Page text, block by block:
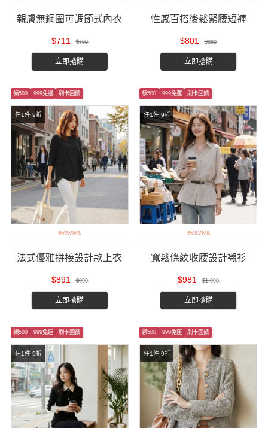
親膚無鋼圈可調節式內衣
$711 $790
立即搶購
性感百搭後鬆緊腰短褲
$801 $890
立即搶購
任1件 9折
領500 999免運 刷卡回饋
evaviva
法式優雅拼接設計款上衣
$891 $990
立即搶購
任1件 9折
領500 999免運 刷卡回饋
evaviva
寬鬆條紋收腰設計襯衫
$981 $1,090
立即搶購
任1件 9折
領500 999免運 刷卡回饋
任1件 9折
領500 999免運 刷卡回饋